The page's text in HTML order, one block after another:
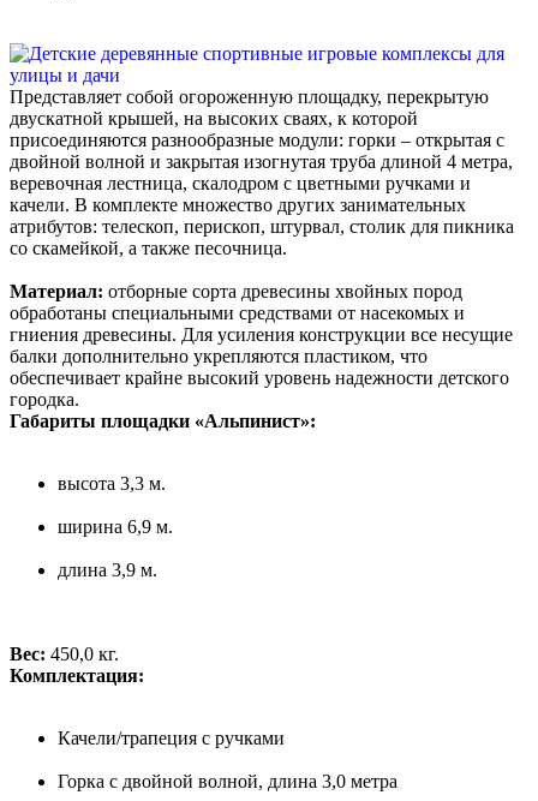
Представляет собой огороженную площадку, перекрытую
двускатной крышей, на высоких сваях, к которой
присоединяются разнообразные модули: горки – открытая с
двойной волной и закрытая изогнутая труба длиной 4 метра,
веревочная лестница, скалодром с цветными ручками и
качели. В комплекте множество других занимательных
атрибутов: телескоп, перископ, штурвал, столик для пикника
со скамейкой, а также песочница.
Материал: отборные сорта древесины хвойных пород
обработаны специальными средствами от насекомых и
гниения древесины. Для усиления конструкции все несущие
балки дополнительно укрепляются пластиком, что
обеспечивает крайне высокий уровень надежности детского
городка.
Габариты площадки «Альпинист»:
высота 3,3 м.
ширина 6,9 м.
длина 3,9 м.
Вес: 450,0 кг.
Комплектация:
Качели/трапеция с ручками
Горка с двойной волной, длина 3,0 метра